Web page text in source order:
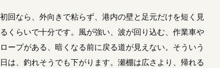
初回なら、外向きで粘らず、港内の壁と足元だけを短く見
るくらいで十分です。風が強い、波が回り込む、作業車や
ロープがある、暗くなる前に戻る道が見えない。そういう
日は、釣れそうでも下がります。瀬棚は広さより、帰れる